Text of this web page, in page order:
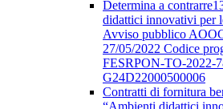
Determina a
didattici innovativi per
Avviso pubblico
27/05/2022 Codice
FESRPON-TO-2022-
G24D22000500006
Contratti di fornitura